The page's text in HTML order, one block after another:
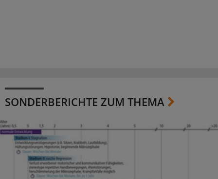
SONDERBERICHTE ZUM THEMA